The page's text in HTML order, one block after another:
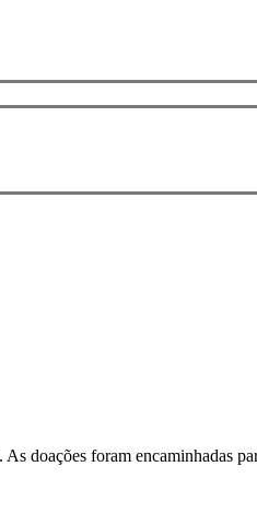
doações foram encaminhadas